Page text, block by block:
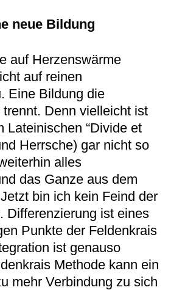
neue Bildung
auf Herzenswärme
auf reinen
Eine Bildung die
Denn vielleicht ist
Lateinischen “Divide et
Herrsche) gar nicht so
alles
das Ganze aus dem
bin ich kein Feind der
Differenzierung ist eines
Punkte der Feldenkrais
ist genauso
Methode kann ein
mehr Verbindung zu sich